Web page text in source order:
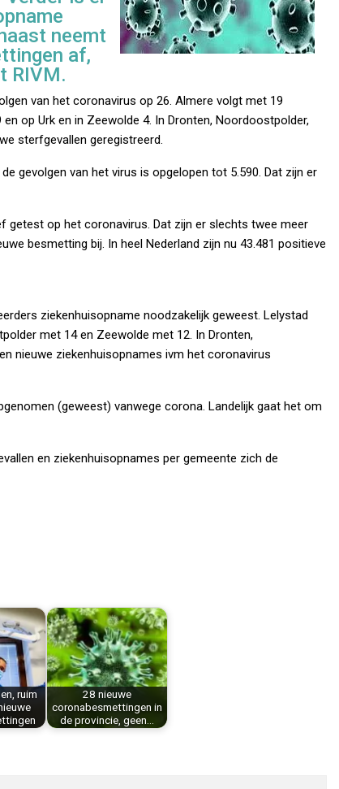
neemt
af,
RIVM.
van het coronavirus op 26. Almere volgt met 19
op Urk en in Zeewolde 4. In Dronten, Noordoostpolder,
sterfgevallen geregistreerd.
gevolgen van het virus is opgelopen tot 5.590. Dat zijn er
getest op het coronavirus. Dat zijn er slechts twee meer
besmetting bij. In heel Nederland zijn nu 43.481 positieve
ziekenhuisopname noodzakelijk geweest. Lelystad
met 14 en Zeewolde met 12. In Dronten,
nieuwe ziekenhuisopnames ivm het coronavirus
(geweest) vanwege corona. Landelijk gaat het om
en ziekenhuisopnames per gemeente zich de
ruim
28 nieuwe
coronabesmettingen in
de provincie, geen…